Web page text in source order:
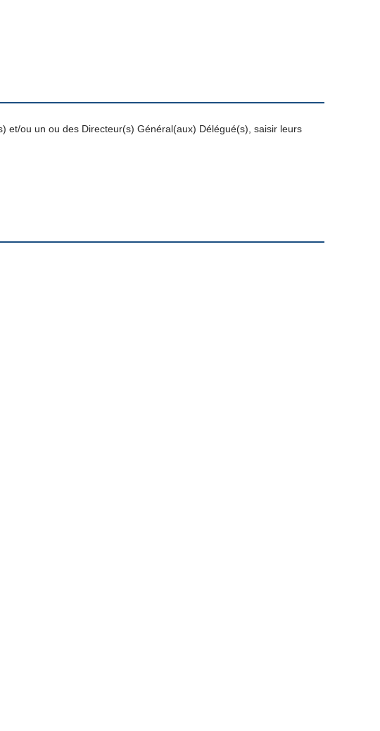
et/ou un ou des Directeur(s) Général(aux) Délégué(s), saisir leurs